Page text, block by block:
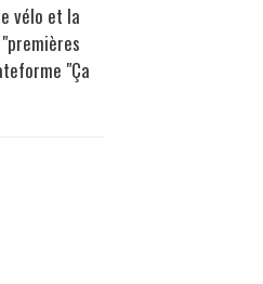
vélo et la
"Ça